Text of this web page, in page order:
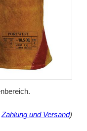
Zahlung und Versand)